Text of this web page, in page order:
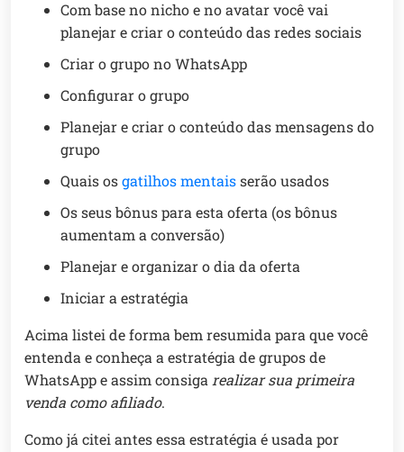
Com base no nicho e no avatar você vai
planejar e criar o conteúdo das redes sociais
Criar o grupo no WhatsApp
Configurar o grupo
Planejar e criar o conteúdo das mensagens do
grupo
Quais osgatilhos mentaisserão usados
Os seus bônus para esta oferta (os bônus
aumentam a conversão)
Planejar e organizar o dia da oferta
Iniciar a estratégia
Acima listei de forma bem resumida para que você
entenda e conheça a estratégia de grupos de
WhatsApp e assim consigarealizar sua primeira
venda como afiliado.
Como já citei antes essa estratégia é usada por